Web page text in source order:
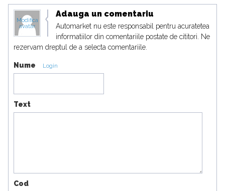
Modifica
avatar
Adauga un comentariu
Automarket nu este responsabil pentru acuratetea
informatiilor din comentariile postate de cititori. Ne
rezervam dreptul de a selecta comentariile.
Nume Login
Text
Cod